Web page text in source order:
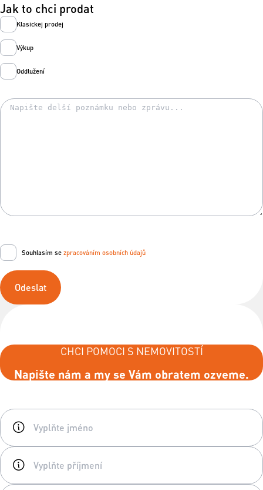
Jak to chci prodat
Klasickej prodej
Výkup
Oddlužení
Souhlasím se zpracováním osobních údajů
Odeslat
CHCI POMOCI S NEMOVITOSTÍ
Napište nám a my se Vám obratem ozveme.